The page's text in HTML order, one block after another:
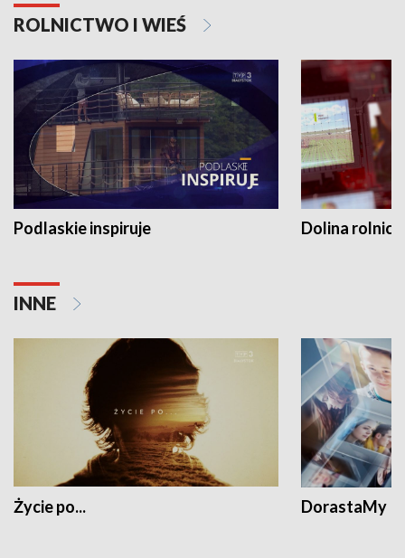
ROLNICTWO I WIEŚ
Podlaskie inspiruje Dolina
INNE
Życie po... DorastaMy